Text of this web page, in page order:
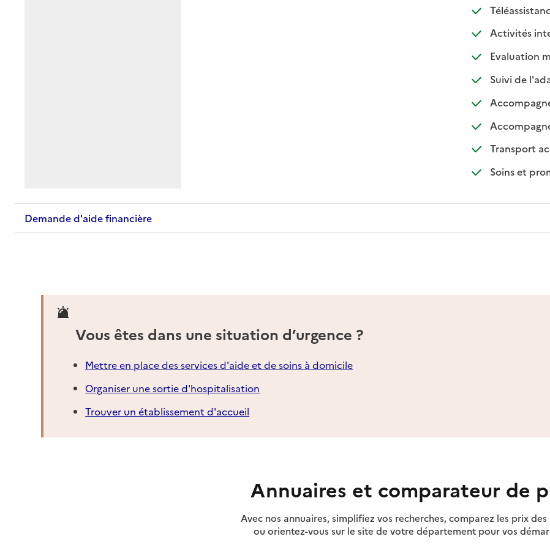
:
:
Activités
Evaluation
Suivi de
Transport
Soins et
Demande d'aide financière
Vous êtes dans une situation d’urgence ?
Mettre en place des services d'aide et de soins à domicile
Organiser une sortie d'hospitalisation
Trouver un établissement d'accueil
Annuaires et comparateur de
Avec nos annuaires, simplifiez vos recherches, comparez les prix des
ou orientez-vous sur le site de votre département pour vos